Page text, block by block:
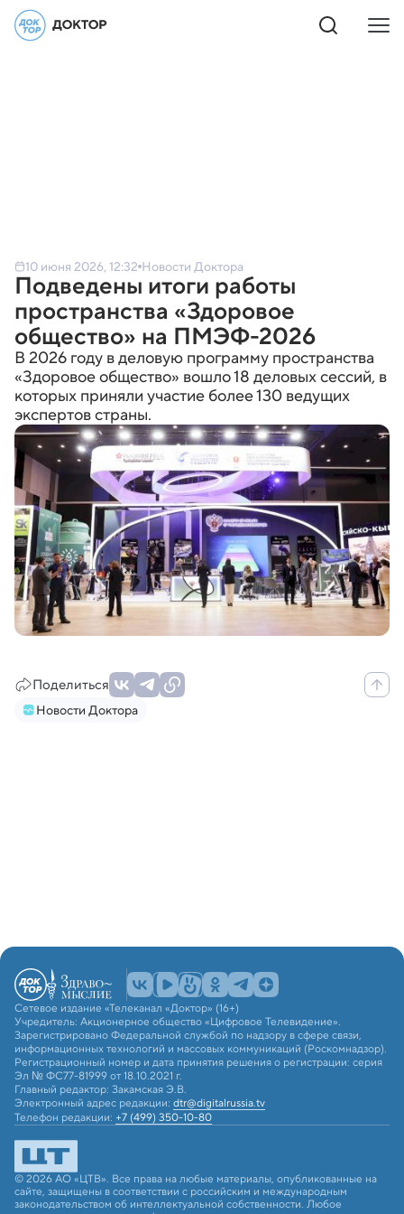
10 июня 2026, 12:32 Новости Доктора
Подведены итоги работы
пространства «Здоровое
общество» на ПМЭФ-2026
В 2026 году в деловую программу пространства
«Здоровое общество» вошло 18 деловых сессий, в
которых приняли участие более 130 ведущих
экспертов страны.
Поделиться
Новости Доктора
Сетевое издание «Телеканал «Доктор» (16+)
Учредитель: Акционерное общество «Цифровое Телевидение».
Зарегистрировано Федеральной службой по надзору в сфере связи,
информационных технологий и массовых коммуникаций (Роскомнадзор).
Регистрационный номер и дата принятия решения о регистрации: серия
Эл № ФС77-81999 от 18.10.2021 г.
Главный редактор: Закамская Э.В.
Электронный адрес редакции: dtr@digitalrussia.tv
Телефон редакции: +7 (499) 350-10-80
© 2026 АО «ЦТВ». Все права на любые материалы, опубликованные на
сайте, защищены в соответствии с российским и международным
законодательством об интеллектуальной собственности. Любое